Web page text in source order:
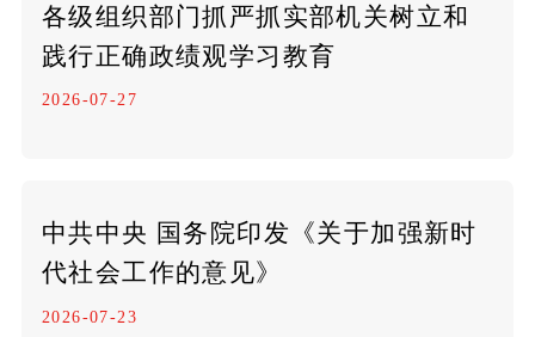
各级组织部门抓严抓实部机关树立和
践行正确政绩观学习教育
2026-07-27
中共中央 国务院印发《关于加强新时
代社会工作的意见》
2026-07-23